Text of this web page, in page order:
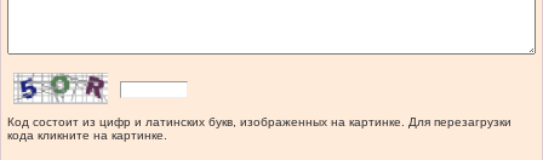
Код состоит из цифр и латинских букв, изображенных на картинке. Для перезагрузки
кода кликните на картинке.